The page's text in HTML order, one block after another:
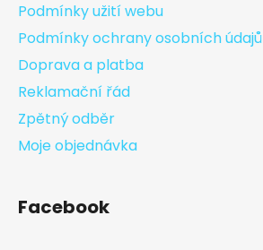
Podmínky užití webu
Podmínky ochrany osobních údajů
Doprava a platba
Reklamační řád
Zpětný odběr
Moje objednávka
Facebook